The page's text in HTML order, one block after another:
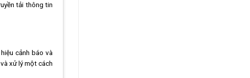
tải thông tin
cảnh báo và
xử lý một cách